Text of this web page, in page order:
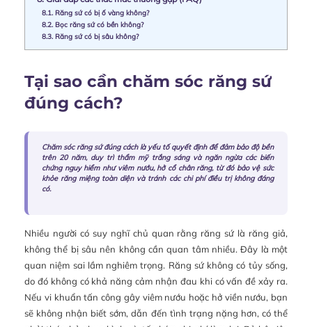
8.1. Răng sứ có bị ố vàng không?
8.2. Bọc răng sứ có bền không?
8.3. Răng sứ có bị sâu không?
Tại sao cần chăm sóc răng sứ
đúng cách?
Chăm sóc răng sứ đúng cách là yếu tố quyết định để đảm bảo độ bền
trên 20 năm, duy trì thẩm mỹ trắng sáng và ngăn ngừa các biến
chứng nguy hiểm như viêm nướu, hở cổ chân răng, từ đó bảo vệ sức
khỏe răng miệng toàn diện và tránh các chi phí điều trị không đáng
có.
Nhiều người có suy nghĩ chủ quan rằng răng sứ là răng giả,
không thể bị sâu nên không cần quan tâm nhiều. Đây là một
quan niệm sai lầm nghiêm trọng. Răng sứ không có tủy sống,
do đó không có khả năng cảm nhận đau khi có vấn đề xảy ra.
Nếu vi khuẩn tấn công gây viêm nướu hoặc hở viền nướu, bạn
sẽ không nhận biết sớm, dẫn đến tình trạng nặng hơn, có thể